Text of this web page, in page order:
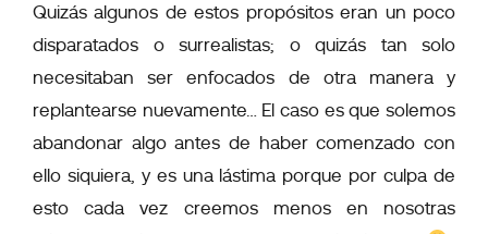
Quizás algunos de estos propósitos eran un poco
disparatados o surrealistas; o quizás tan solo
necesitaban ser enfocados de otra manera y
replantearse nuevamente… El caso es que solemos
abandonar algo antes de haber comenzado con
ello siquiera, y es una lástima porque por culpa de
esto cada vez creemos menos en nosotras